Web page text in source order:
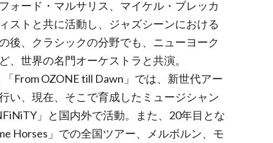
ォード・マルサリス、マイケル・ブレッカ
ストと共に活動し、ジャズシーンにおける
後、クラシックの分野でも、ニューヨーク
、世界の名門オーケストラと共演。
From OZONE till Dawn」では、新世代アー
い、現在、そこで育成したミュージシャン
」と国内外で活動。また、20年目とな
Horses」での全国ツアー、メルボルン、モ